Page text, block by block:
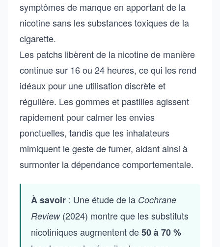
symptômes de manque en apportant de la
nicotine sans les substances toxiques de la
cigarette.
Les patchs libèrent de la nicotine de manière
continue sur 16 ou 24 heures, ce qui les rend
idéaux pour une utilisation discrète et
régulière. Les gommes et pastilles agissent
rapidement pour calmer les envies
ponctuelles, tandis que les inhalateurs
mimiquent le geste de fumer, aidant ainsi à
surmonter la dépendance comportementale.
À savoir : Une étude de la Cochrane
Review(2024) montre que les substituts
nicotiniques augmentent de50 à 70 %